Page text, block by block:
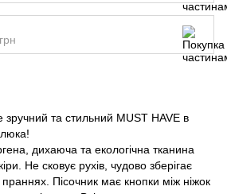
та стильний MUST HAVE в
дихаюча та екологічна тканина
Не сковує рухів, чудово зберігає
Пісочник має кнопки між ніжок